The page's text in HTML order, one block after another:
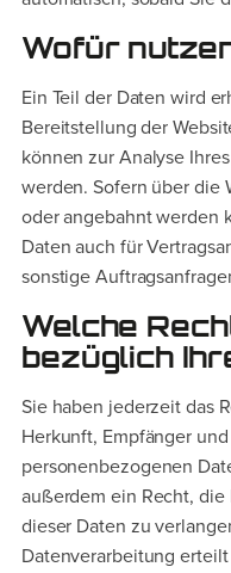
Wofür
Ein Teil der Daten wird
Bereitstellung der
können zur Analyse
werden. Sofern über die
oder angebahnt werden
Daten auch für
sonstige
Welche
bezüglich
Sie haben jederzeit das
Herkunft, Empfänger
personenbezogenen
außerdem ein Recht,
dieser Daten zu
Datenverarbeitung